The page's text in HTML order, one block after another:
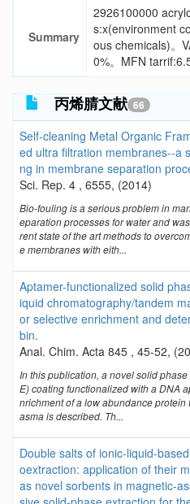
Summary
2926100000
s:x(environment
ous chemicals)。
0%。MFN
丙烯腈文献 66
Self-cleaning Metal Organic
ed ultra filtration membranes--a
ng in membrane separation
Sci. Rep. 4 , 6555, (2014)
Bio-fouling is a serious problem in
eparation processes for water and
rent state of the art methods to
e membranes with eith...
Aptamer-functionalized solid
iquid chromatography/tandem
or selective enrichment and
bin.
Anal. Chim. Acta 845 , 45-52,
In this publication, a novel solid
E) coating functionalized with a DNA
nrichment of a low abundance
asma is described. Th...
Double salts of ionic-liquid-
oextraction: application of their
as novel sorbents in magnetic-